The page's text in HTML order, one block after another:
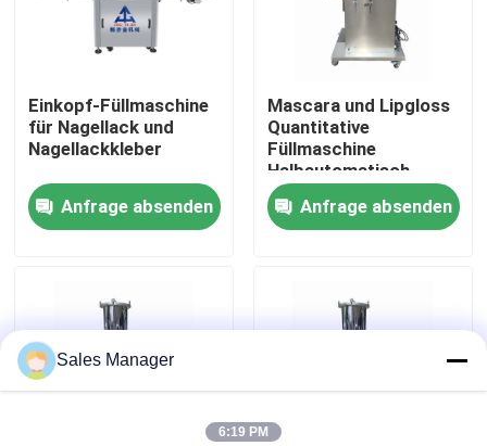
Über uns
Qualitätskontrolle
Referenzen
Lippenstift-Produktionslinie
Automatische Lipgloss-Füllmaschine
Mascarafüllmaschine
Einkopf-Füllmaschine
für Nagellack und
Nagellackkleber
Anfrage absenden
Mascara und Lipgloss
Quantitative
Füllmaschine
Halbautomatisch
Anfrage absenden
Sales Manager
6:19 PM